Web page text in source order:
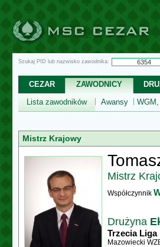
Szukaj PID lub nazwisko zawodnika:
CEZAR ZAWODNICY
Lista zawodników
Awansy
Mistrz Krajowy
Mistrz
Współczynnik
Drużyna
Trzecia Liga
Mazowiecki